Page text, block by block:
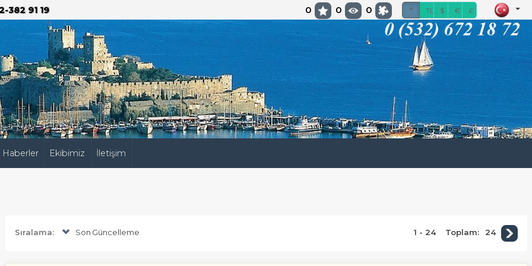
382 91 19 0 0 0 * TL $ € £
Haberler Ekibimiz İletişim
Sıralama: Son Güncelleme 1 - 24 Toplam: 24